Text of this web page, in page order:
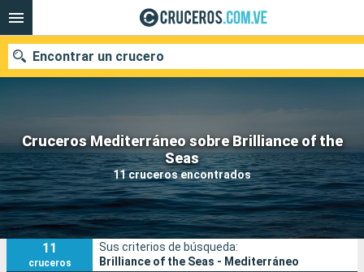
Cruceros Mediterráneo sobre Brilliance of the
Seas
11 cruceros encontrados
Encontrar un crucero
Nuestros destinos
Fecha de salida
Puertos Compañías
Buscar
11
cruceros
Sus criterios de búsqueda:
Brilliance of the Seas - Mediterráneo